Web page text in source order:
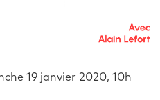
19 janvier 2020, 10h